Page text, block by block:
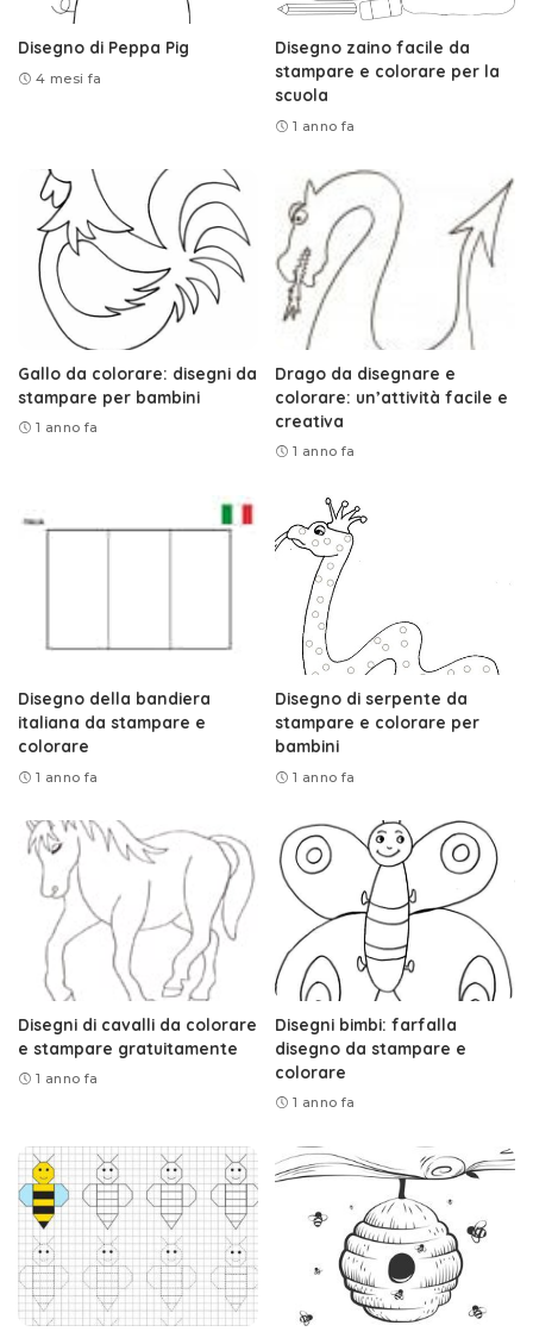
Disegno di Peppa Pig
4 mesi fa
Disegno zaino facile da
stampare e colorare per la
scuola
1 anno fa
Gallo da colorare: disegni da
stampare per bambini
1 anno fa
Drago da disegnare e
colorare: un’attività facile e
creativa
1 anno fa
Disegno della bandiera
italiana da stampare e
colorare
1 anno fa
Disegno di serpente da
stampare e colorare per
bambini
1 anno fa
Disegni di cavalli da colorare
e stampare gratuitamente
1 anno fa
Disegni bimbi: farfalla
disegno da stampare e
colorare
1 anno fa